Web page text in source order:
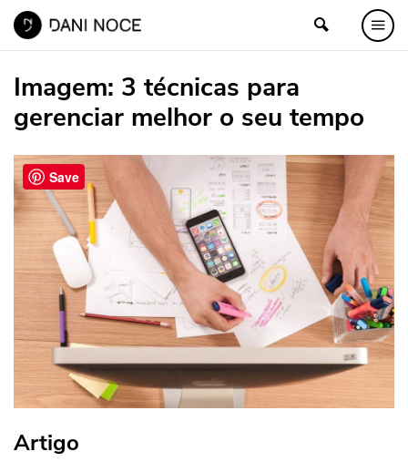
Imagem: 3 técnicas para
gerenciar melhor o seu tempo
Artigo
Save